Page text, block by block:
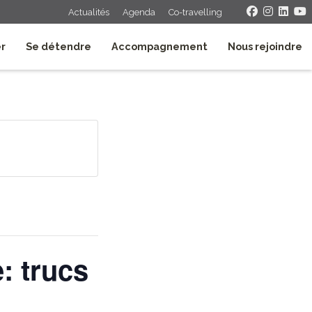
Actualités Agenda Co-travelling
Se détendre Accompagnement Nous rejoindre
trucs